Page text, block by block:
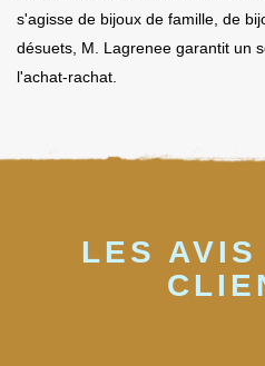
s'agisse de bijoux de famille, de
désuets, M. Lagrenee garantit un
l'achat-rachat.
LES AVIS